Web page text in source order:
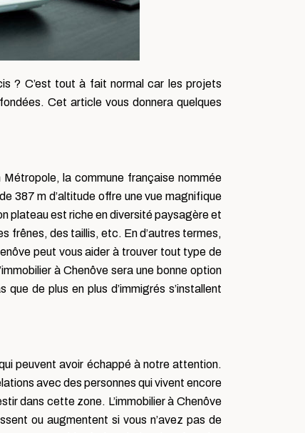
? C’est tout à fait normal car les projets
Cet article vous donnera quelques
la commune française nommée
387 m d’altitude offre une vue magnifique
plateau est riche en diversité paysagère et
frênes, des taillis, etc. En d’autres termes,
peut vous aider à trouver tout type de
à Chenôve sera une bonne option
que de plus en plus d’immigrés s’installent
peuvent avoir échappé à notre attention.
avec des personnes qui vivent encore
dans cette zone. L’immobilier à Chenôve
ou augmentent si vous n’avez pas de